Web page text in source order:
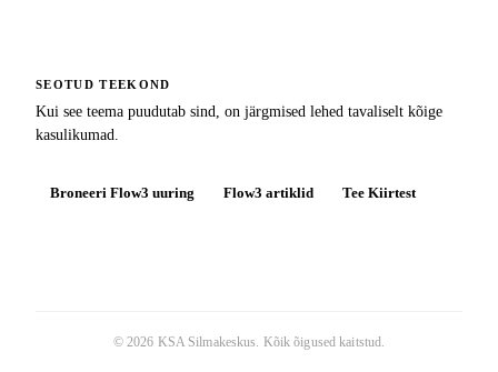
SEOTUD TEEKOND
Kui see teema puudutab sind, on järgmised lehed tavaliselt kõige
kasulikumad.
Broneeri Flow3 uuring Flow3 artiklid Tee Kiirtest
© 2026 KSA Silmakeskus. Kõik õigused kaitstud.